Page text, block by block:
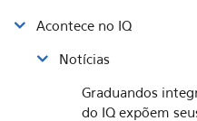
Acontece no IQ
Notícias
Graduandos
do IQ expõem